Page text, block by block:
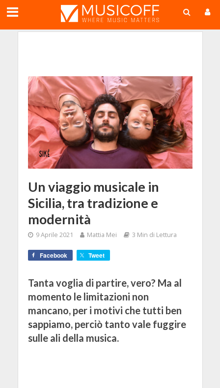
Un viaggio musicale in
Sicilia, tra tradizione e
modernità
9 Aprile 2021 Mattia Mei 3 Min di Lettura
Facebook Tweet
Tanta voglia di partire, vero? Ma al
momento le limitazioni non
mancano, per i motivi che tutti ben
sappiamo, perciò tanto vale fuggire
sulle ali della musica.